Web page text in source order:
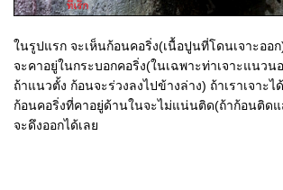
ในรูปแรก จะเห็นก้อนคอริ่ง(เนื้อปูนที่โดนเจาะออก
จะคาอยู่ในกระบอกคอริ่ง(ในเฉพาะท่าเจาะแนวน
ถ้าแนวตั้ง ก้อนจะร่วงลงไปข้างล่าง) ถ้าเราเจาะไ
ก้อนคอริ่งที่คาอยู่ด้านในจะไม่แน่นติด(ถ้าก้อนติดแ
จะดึงออกได้เลย